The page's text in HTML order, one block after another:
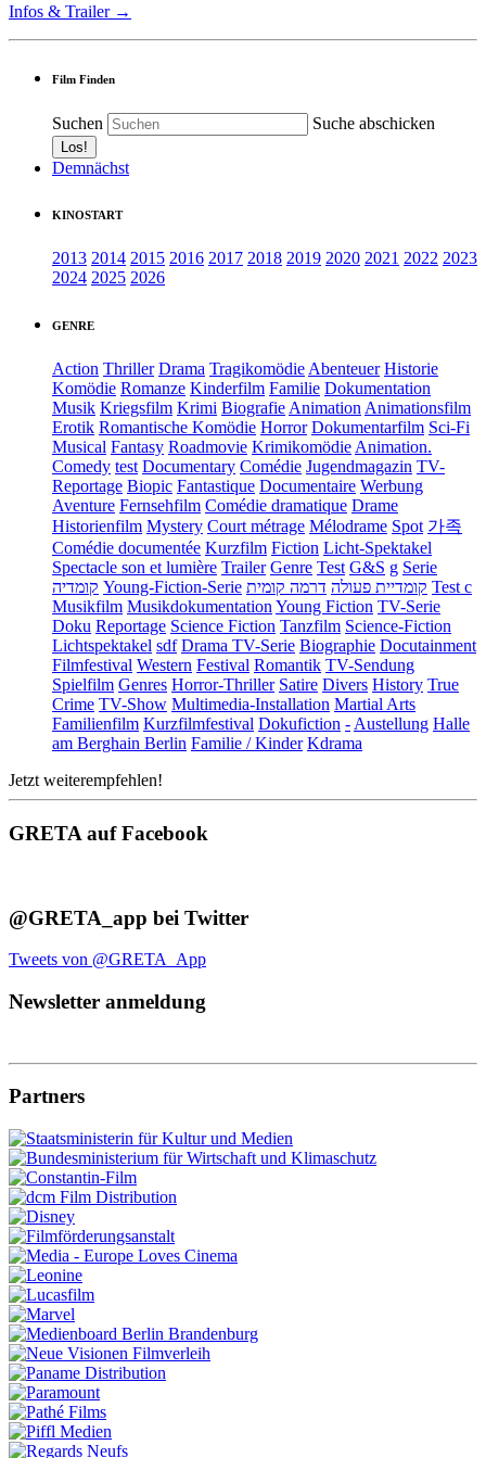
Infos & Trailer →
Film Finden
Suchen Suche abschicken
Demnächst
KINOSTART
2013 2014 2015 2016 2017 2018 2019 2020 2021 2022 2023
2024 2025 2026
GENRE
Action Thriller Drama Tragikomödie Abenteuer Historie
Komödie Romanze Kinderfilm Familie Dokumentation
Musik Kriegsfilm Krimi Biografie Animation Animationsfilm
Erotik Romantische Komödie Horror Dokumentarfilm Sci-Fi
Musical Fantasy Roadmovie Krimikomödie Animation.
Comedy test Documentary Comédie Jugendmagazin TV-
Reportage Biopic Fantastique Documentaire Werbung
Aventure Fernsehfilm Comédie dramatique Drame
Historienfilm Mystery Court métrage Mélodrame Spot 가족
Comédie documentée Kurzfilm Fiction Licht-Spektakel
Spectacle son et lumière Trailer Genre Test G&S g Serie
קומדיה Young-Fiction-Serie קומדיית פעולה דרמה קומית
Test c
Musikfilm Musikdokumentation Young Fiction TV-Serie
Doku Reportage Science Fiction Tanzfilm Science-Fiction
Lichtspektakel sdf Drama TV-Serie Biographie Docutainment
Filmfestival Western Festival Romantik TV-Sendung
Spielfilm Genres Horror-Thriller Satire Divers History True
Crime TV-Show Multimedia-Installation Martial Arts
Familienfilm Kurzfilmfestival Dokufiction - Austellung Halle
am Berghain Berlin Familie / Kinder Kdrama
Jetzt weiterempfehlen!
GRETA auf Facebook
@GRETA_app bei Twitter
Tweets von @GRETA_App
Newsletter anmeldung
Partners